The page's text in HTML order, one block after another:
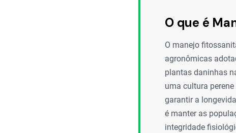
O que é
O manejo
agronômicas
plantas daninhas
uma cultura
garantir a
é manter as
integridade